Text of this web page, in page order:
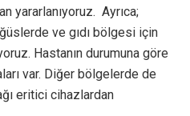
yararlanıyoruz. Ayrıca;
ve gıdı bölgesi için
Hastanın durumuna göre
var. Diğer bölgelerde de
eritici cihazlardan